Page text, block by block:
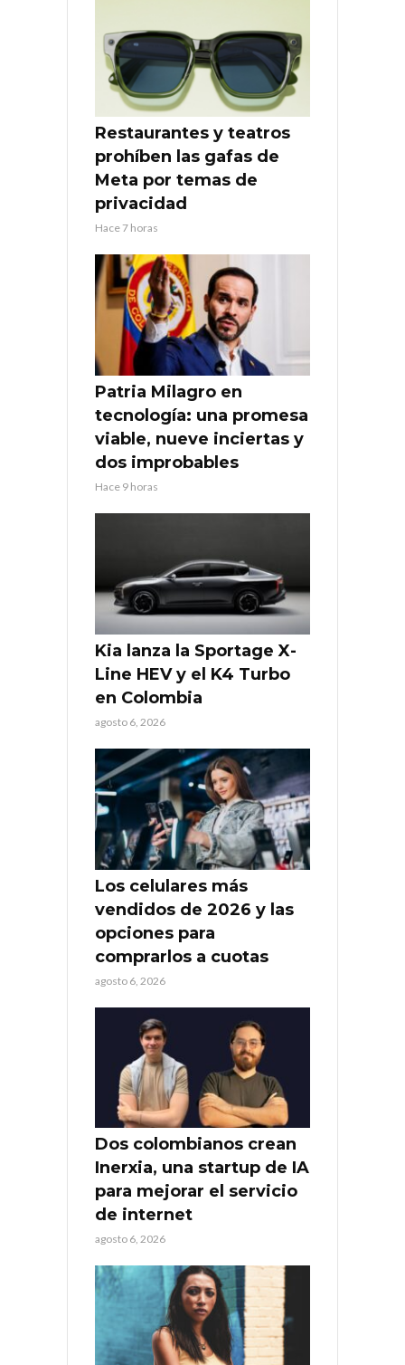
Restaurantes y teatros
prohíben las gafas de
Meta por temas de
privacidad
Hace 7 horas
Patria Milagro en
tecnología: una promesa
viable, nueve inciertas y
dos improbables
Hace 9 horas
Kia lanza la Sportage X-
Line HEV y el K4 Turbo
en Colombia
agosto 6, 2026
Los celulares más
vendidos de 2026 y las
opciones para
comprarlos a cuotas
agosto 6, 2026
Dos colombianos crean
Inerxia, una startup de IA
para mejorar el servicio
de internet
agosto 6, 2026